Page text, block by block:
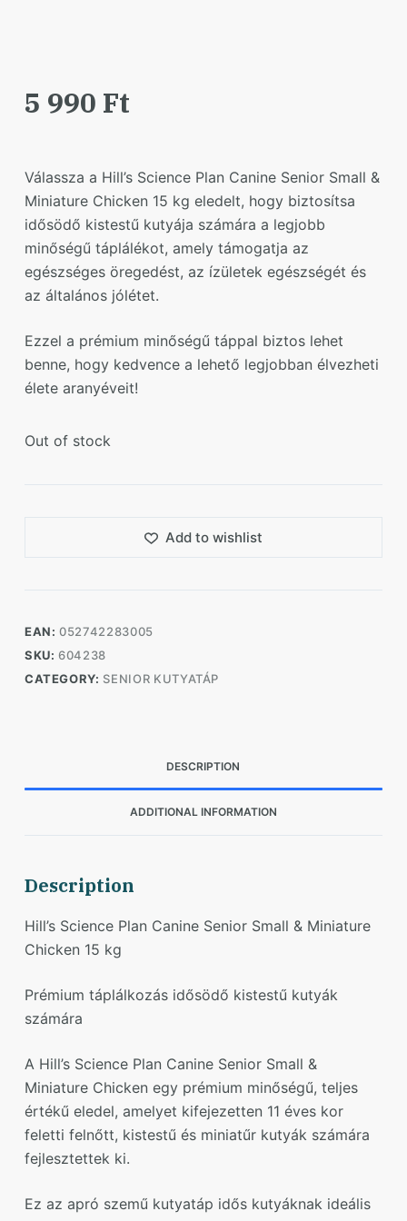
5 990 Ft
Válassza a Hill’s Science Plan Canine Senior Small &
Miniature Chicken 15 kg eledelt, hogy biztosítsa
idősödő kistestű kutyája számára a legjobb
minőségű táplálékot, amely támogatja az
egészséges öregedést, az ízületek egészségét és
az általános jólétet.
Ezzel a prémium minőségű táppal biztos lehet
benne, hogy kedvence a lehető legjobban élvezheti
élete aranyéveit!
Out of stock
Add to wishlist
EAN:052742283005
SKU:604238
CATEGORY: SENIOR KUTYATÁP
DESCRIPTION
ADDITIONAL INFORMATION
Description
Hill’s Science Plan Canine Senior Small & Miniature
Chicken 15 kg
Prémium táplálkozás idősödő kistestű kutyák
számára
A Hill’s Science Plan Canine Senior Small &
Miniature Chicken egy prémium minőségű, teljes
értékű eledel, amelyet kifejezetten 11 éves kor
feletti felnőtt, kistestű és miniatűr kutyák számára
fejlesztettek ki.
Ez az apró szemű kutyatáp idős kutyáknak ideális